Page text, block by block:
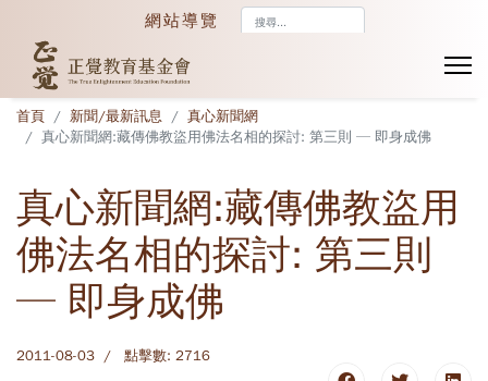
網站導覽
首頁 新聞/最新訊息
真心新聞網
真心新聞網:藏傳佛教盜用佛法名相的探討: 第三則 ─ 即身成佛
真心新聞網:藏傳佛教盜用
佛法名相的探討: 第三則
─ 即身成佛
2011-08-03 點擊數: 2716